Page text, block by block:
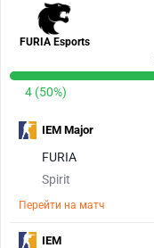
FURIA Esports
4 (50%)
FURIA
Spirit
Перейти на матч
IEM Major
IEM